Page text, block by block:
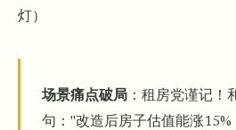
灯）
场景痛点破局 ：租房党谨记！
句："改造后房子估值能涨